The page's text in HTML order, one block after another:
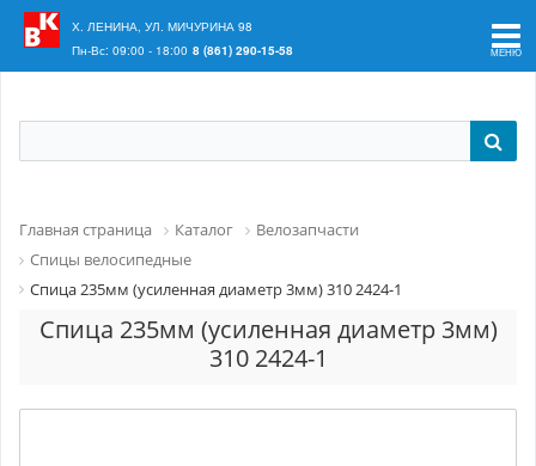
Ваш регион:
Х. ЛЕНИНА, УЛ. МИЧУРИНА 98
Пн-Вс: 09:00 - 18:00 8 (861) 290-15-58
Главная страница Каталог
Велозапчасти
Спицы велосипедные
Спица 235мм (усиленная диаметр 3мм) 310 2424-1
Спица 235мм (усиленная диаметр 3мм)
310 2424-1